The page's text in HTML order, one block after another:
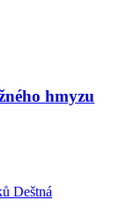
hmyzu
Deštná